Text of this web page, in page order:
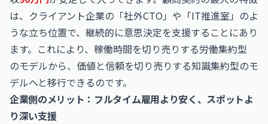
は、クライアント企業の「社外CTO」や「IT推進室」のよ
うな立ち位置で、継続的に意思決定を支援することにあり
ます。これにより、稼働時間を切り売りする労働集約型
のモデルから、価値と信頼を切り売りする知識集約型のモ
デルへと移行できるのです。
企業側のメリット：フルタイム雇用より安く、スポットよ
り深い支援